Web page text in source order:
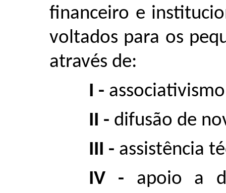
financeiro e
voltados para os
através de:
I -
II - difusão de
III - assistência
IV - apoio a